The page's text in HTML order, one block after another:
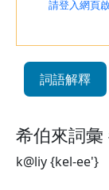
請登入網頁
詞語解釋
希伯來詞
k@liy {kel-ee'}